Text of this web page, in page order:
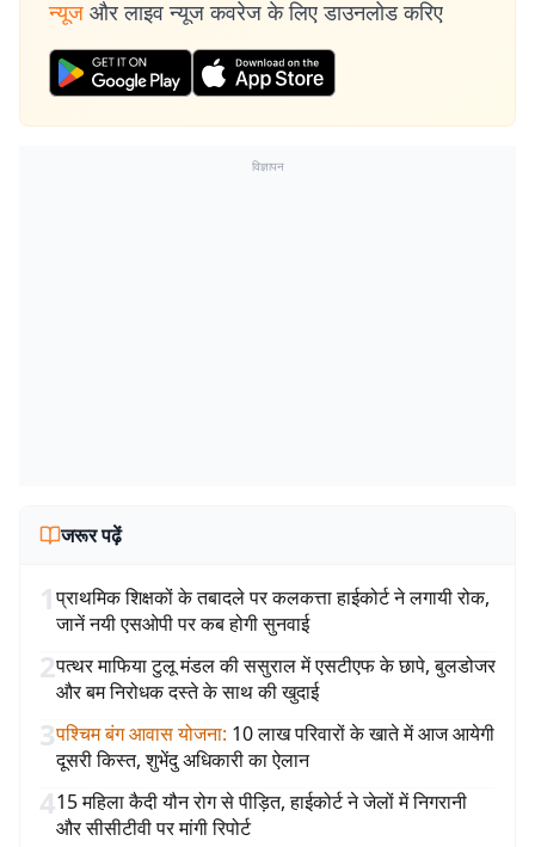
न्यूज और लाइव न्यूज कवरेज के लिए डाउनलोड करिए
विज्ञापन
जरूर पढ़ें
1प्राथमिक शिक्षकों के तबादले पर कलकत्ता हाईकोर्ट ने लगायी रोक,
जानें नयी एसओपी पर कब होगी सुनवाई
2पत्थर माफिया टुलू मंडल की ससुराल में एसटीएफ के छापे, बुलडोजर
और बम निरोधक दस्ते के साथ की खुदाई
3पश्चिम बंग आवास योजना: 10 लाख परिवारों के खाते में आज आयेगी
दूसरी किस्त, शुभेंदु अधिकारी का ऐलान
415 महिला कैदी यौन रोग से पीड़ित, हाईकोर्ट ने जेलों में निगरानी
और सीसीटीवी पर मांगी रिपोर्ट